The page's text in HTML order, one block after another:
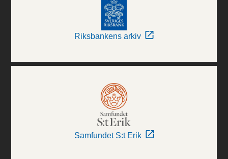
Riksbankens arkiv
Samfundet S:t Erik